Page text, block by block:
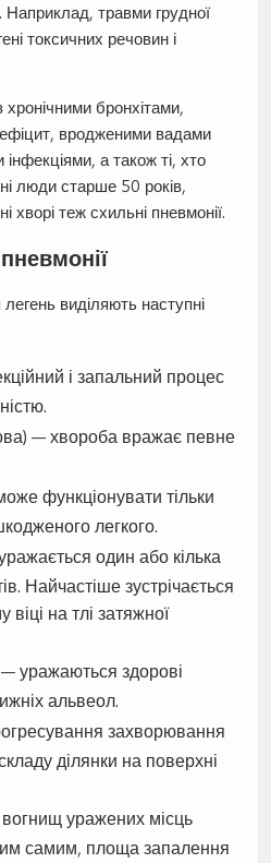
Наприклад, травми грудної
токсичних речовин і
хронічними бронхітами,
вродженими вадами
а також ті, хто
люди старше 50 років,
хворі теж схильні пневмонії.
виділяють наступні
і запальний процес
— хвороба вражає певне
функціонувати тільки
легкого.
один або кілька
Найчастіше зустрічається
віці на тлі затяжної
— уражаються здорові
альвеол.
захворювання
ділянки на поверхні
уражених місць
самим, площа запалення